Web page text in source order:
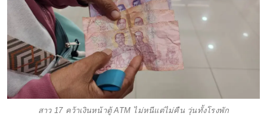
สาว 17 คว้าเงินหน้าตู้ ATM ไม่หนีแต่ไม่คืน วุ่นทั้งโรงพัก